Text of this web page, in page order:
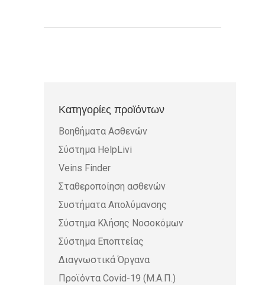
Κατηγορίες προϊόντων
Βοηθήματα Ασθενών
Σύστημα HelpLivi
Veins Finder
Σταθεροποίηση ασθενών
Συστήματα Απολύμανσης
Σύστημα Κλήσης Νοσοκόμων
Σύστημα Εποπτείας
Διαγνωστικά Όργανα
Προϊόντα Covid-19 (Μ.Α.Π.)